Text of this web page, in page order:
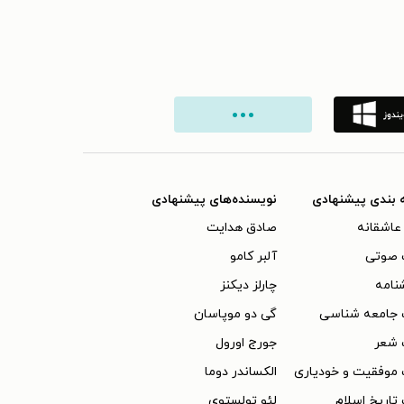
بندی پیشنهادی
صوتی
جامعه شناسی
شعر
موفقیت و خودیاری
اسلام
نویسنده‌های پیشنهادی
صادق هدایت
آلبر کامو
چارلز دیکنز
گی دو موپاسان
جورج اورول
الکساندر دوما
لئو تولستوی